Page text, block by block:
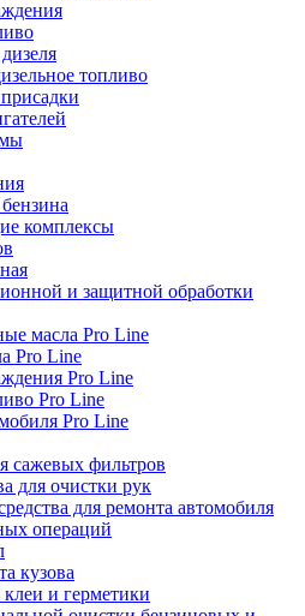
топливо
комплексы
и защитной обработки
масла Pro Line
Pro Line
Pro Line
Pro Line
Pro Line
сажевых фильтров
для очистки рук
для ремонта автомобиля
операций
кузова
и герметики